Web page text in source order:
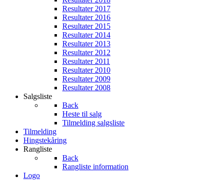
Resultater 2017
Resultater 2016
Resultater 2015
Resultater 2014
Resultater 2013
Resultater 2012
Resultater 2011
Resultater 2010
Resultater 2009
Resultater 2008
Salgsliste
Back
Heste til salg
Tilmelding salgsliste
Tilmelding
Hingstekåring
Rangliste
Back
Rangliste information
Logo